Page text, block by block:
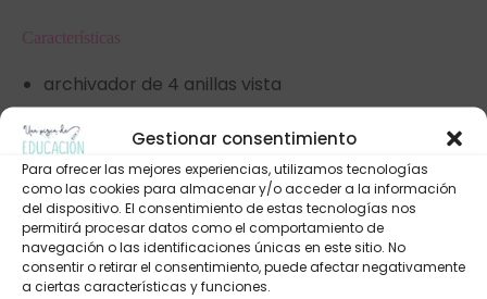
Gestionar consentimiento
Para ofrecer las mejores experiencias, utilizamos tecnologías
como las cookies para almacenar y/o acceder a la información
del dispositivo. El consentimiento de estas tecnologías nos
permitirá procesar datos como el comportamiento de
navegación o las identificaciones únicas en este sitio. No
consentir o retirar el consentimiento, puede afectar negativamente
a ciertas características y funciones.
Características
archivador de 4 anillas vista
una solapa interior
goma elástica plana para cerrar de color rosa
cubierta cartón forrado plastificada mate
medidas: 28 x 34 x 4cm
Puedes completarlo con el cuaderno de maestra
de la colección Eres la magia del aula 26-27 en